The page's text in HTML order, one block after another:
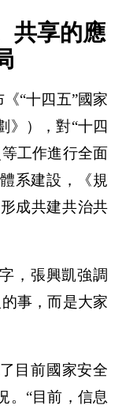
共享的應
“十四五”國家
》），對“十四
工作進行全面
系建設，《規
成共建共治共
，張興凱強調
事，而是大家
目前國家安全
。“目前，信息